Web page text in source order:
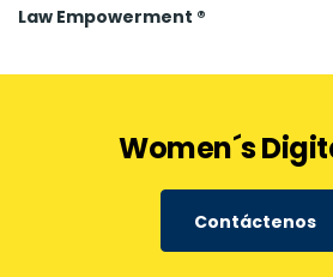
Law Empowerment ®
Women´s
Contáctenos